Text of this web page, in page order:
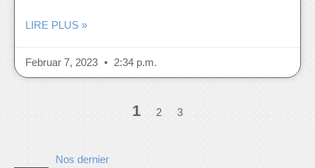
LIRE PLUS »
Februar 7, 2023 2:34 p.m.
1 2 3
Nos dernier